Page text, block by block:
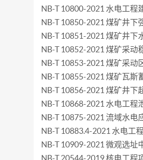
NB-T 10800-2021 水电工程
NB-T 10850-2021 煤矿井下
NB-T 10851-2021 煤矿井下
NB-T 10852-2021 煤矿采动
NB-T 10853-2021 煤矿采动
NB-T 10855-2021 煤矿瓦斯
NB-T 10856-2021 煤矿井下
NB-T 10868-2021 水电工程
NB-T 10875-2021 流域水电
NB-T 10883.4-2021 水电工
NB-T 10909-2021 微观选址
NB-T 20544-2019 核电工程